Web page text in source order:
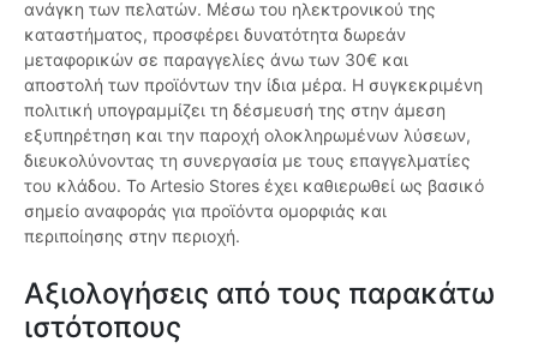
ανάγκη των πελατών. Μέσω του ηλεκτρονικού της
καταστήματος, προσφέρει δυνατότητα δωρεάν
μεταφορικών σε παραγγελίες άνω των 30€ και
αποστολή των προϊόντων την ίδια μέρα. Η συγκεκριμένη
πολιτική υπογραμμίζει τη δέσμευσή της στην άμεση
εξυπηρέτηση και την παροχή ολοκληρωμένων λύσεων,
διευκολύνοντας τη συνεργασία με τους επαγγελματίες
του κλάδου. Το Artesio Stores έχει καθιερωθεί ως βασικό
σημείο αναφοράς για προϊόντα ομορφιάς και
περιποίησης στην περιοχή.
Αξιολογήσεις από τους παρακάτω
ιστότοπους